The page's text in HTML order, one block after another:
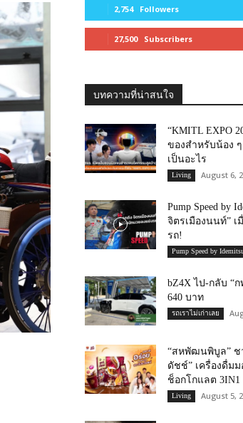
2,754 Followers
27,500 Subscribers
บทความที่น่าสนใจ
“KMITL EXPO
ของสำหรับน้อง
เป็นอะไร
Living August 6,
Pump Speed by
จิตรเมืองนนท์” เ
รถ!
Pump Speed by
bZ4X ไป-กลับ “
640 บาท
รถเราไม่เก่าเลย
“สหพัฒนพิบูล” ช
ดัชช์” เครื่องดื่ม
ช็อกโกแลต 3IN1
Living August 5,